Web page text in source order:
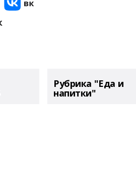
Рубрика "Еда и
напитки"